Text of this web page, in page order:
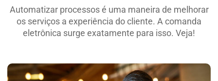
Automatizar processos é uma maneira de melhorar
os serviços a experiência do cliente. A comanda
eletrônica surge exatamente para isso. Veja!